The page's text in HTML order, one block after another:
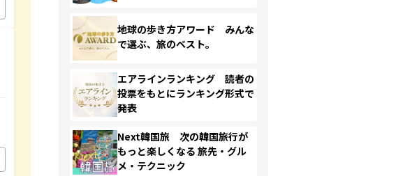
地球の歩き方アワード みんな
で選ぶ、旅のベスト。
エアラインランキング 読者の
投票をもとにランキング形式で
発表
Next韓国旅 次の韓国旅行が
もっと楽しくなる 旅先・グル
メ・テクニック